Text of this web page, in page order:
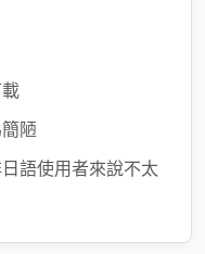
陋
語使用者來說不太